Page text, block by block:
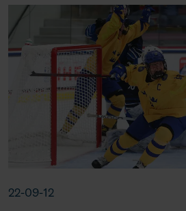
22-09-12